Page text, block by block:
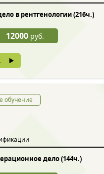
в рентгенологии (216ч.)
12000 руб.
обучение
дело (144ч.)